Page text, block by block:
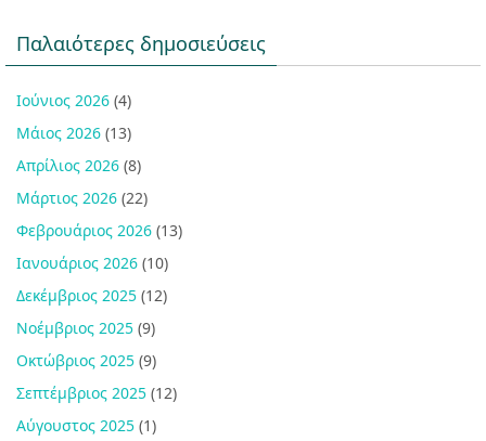
Παλαιότερες δημοσιεύσεις
Ιούνιος 2026 (4)
Μάιος 2026 (13)
Απρίλιος 2026 (8)
Μάρτιος 2026 (22)
Φεβρουάριος 2026 (13)
Ιανουάριος 2026 (10)
Δεκέμβριος 2025 (12)
Νοέμβριος 2025 (9)
Οκτώβριος 2025 (9)
Σεπτέμβριος 2025 (12)
Αύγουστος 2025 (1)